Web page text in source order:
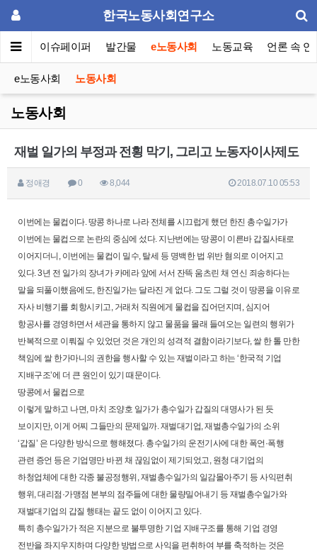
한국노동사회연구소
포럼 이슈페이퍼 발간물 e노동사회 노동교육 언론 속 연
e노동사회 노동사회
노동사회
재벌 일가의 부정과 전횡 막기, 그리고 노동자이사제도
정애경 0 8,044 2018.07.10 05:53
이번에는 물컵이다. 땅콩 하나로 나라 전체를 시끄럽게 했던 한진 총수일가가
이번에는 물컵으로 논란의 중심에 섰다. 지난번에는 땅콩이 이른바 갑질사태로
이어지더니, 이번에는 물컵이 밀수, 탈세 등 명백한 법 위반 혐의로 이어지고
있다. 3년 전 일가의 장녀가 카메라 앞에 서서 잔뜩 움츠린 채 연신 죄송하다는
말을 되풀이했음에도, 한진일가는 달라진 게 없다. 그도 그럴 것이 땅콩을 이유로
자사 비행기를 회항시키고, 거래처 직원에게 물컵을 집어던지며, 심지어
항공사를 경영하면서 세관을 통하지 않고 물품을 몰래 들여오는 일련의 행위가
반복적으로 이뤄질 수 있었던 것은 개인의 성격적 결함이라기보다, 쌀 한 톨 만한
책임에 쌀 한가마니의 권한을 행사할 수 있는 재벌이라고 하는 ‘한국적 기업
지배구조’에 더 큰 원인이 있기 때문이다.
땅콩에서 물컵으로
이렇게 말하고 나면, 마치 조양호 일가가 총수일가 갑질의 대명사가 된 듯
보이지만, 이게 어찌 그들만의 문제일까. 재벌대기업, 재벌총수일가의 소위
‘갑질’ 은 다양한 방식으로 행해졌다. 총수일가의 운전기사에 대한 폭언·폭행
관련 증언 등은 기업명만 바뀐 채 끊임없이 제기되었고, 원청 대기업의
하청업체에 대한 각종 불공정행위, 재벌총수일가의 일감몰아주기 등 사익편취
행위, 대리점·가맹점 본부의 점주들에 대한 물량밀어내기 등 재벌총수일가와
재벌대기업의 갑질 행태는 끝도 없이 이어지고 있다.
특히 총수일가가 적은 지분으로 불투명한 기업 지배구조를 통해 기업 경영
전반을 좌지우지하며 다양한 방법으로 사익을 편취하여 부를 축적하는 것은